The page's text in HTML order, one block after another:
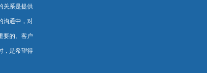
关系是提供
沟通中，对
要的。客户
，是希望得